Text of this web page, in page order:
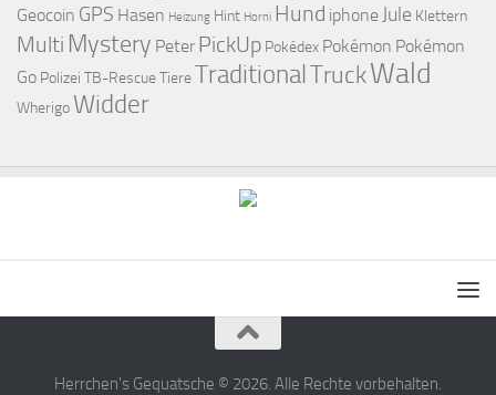
Geocoin GPS Hasen Heizung Hint Horni Hund iphone Jule Klettern
Multi Mystery Peter PickUp Pokédex Pokémon Pokémon
Go Polizei TB-RescueTiereTraditional TruckWald
Wherigo Widder
Herrchen's Gequatsche © 2026. Alle Rechte vorbehalten.